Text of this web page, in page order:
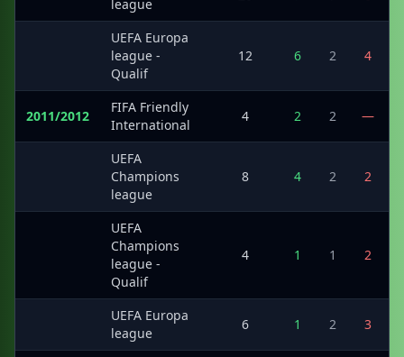
league
UEFA Europa
league -
Qualif
12 6 2 4
2011/2012
FIFA Friendly
International
4 2 2 —
UEFA
Champions
league
8 4 2 2
UEFA
Champions
league -
Qualif
4 1 1 2
UEFA Europa
league
6 1 2 3